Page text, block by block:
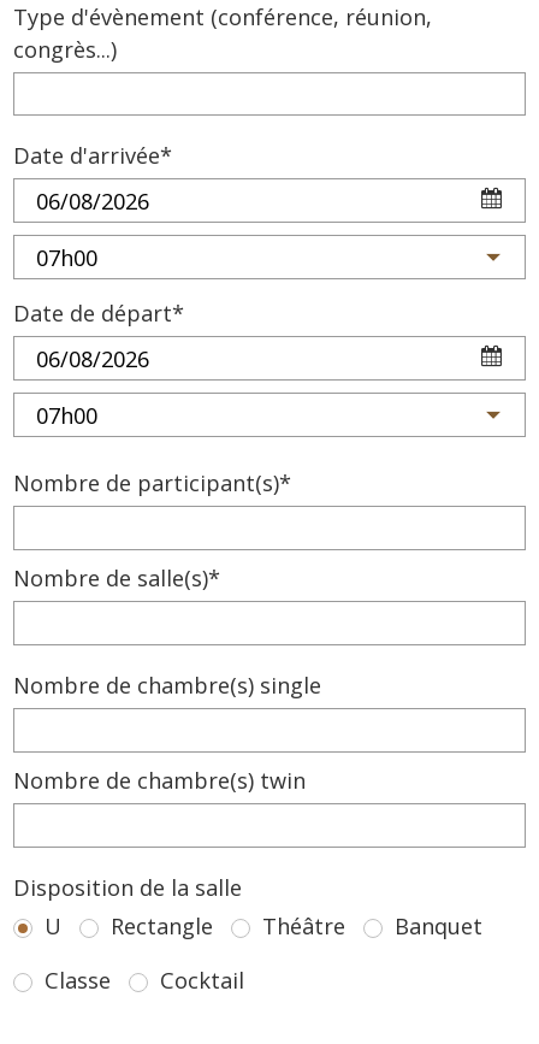
Type d'évènement (conférence, réunion,
congrès...)
Date d'arrivée*
Date de départ*
Nombre de participant(s)*
Nombre de salle(s)*
Nombre de chambre(s) single
Nombre de chambre(s) twin
Disposition de la salle
U
Rectangle Théâtre
Banquet
Classe
Cocktail